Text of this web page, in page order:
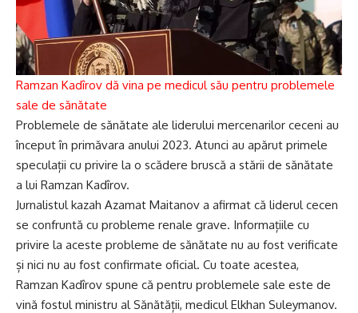
Ramzan Kadîrov dă vina pe medicul său pentru problemele
sale de sănătate
Problemele de sănătate ale liderului mercenarilor ceceni au
început în primăvara anului 2023. Atunci au apărut primele
speculații cu privire la o scădere bruscă a stării de sănătate
a lui Ramzan Kadîrov.
Jurnalistul kazah Azamat Maitanov a afirmat că liderul cecen
se confruntă cu probleme renale grave. Informațiile cu
privire la aceste probleme de sănătate nu au fost verificate
și nici nu au fost confirmate oficial. Cu toate acestea,
Ramzan Kadîrov spune că pentru problemele sale este de
vină fostul ministru al Sănătății, medicul Elkhan Suleymanov.